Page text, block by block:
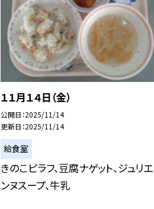
１１月１４日（金）
公開日 2025/11/14
更新日 2025/11/14
給食室
きのこピラフ、豆腐ナゲット、ジュリエ
ンヌスープ、牛乳